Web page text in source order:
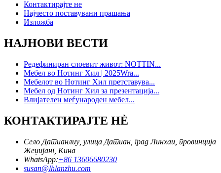
Контактирајте не
Најчесто поставувани прашања
Изложба
НАЈНОВИ ВЕСТИ
Редефиниран слоевит живот: NOTTIN...
Мебел во Нотинг Хил | 2025Wra...
Мебелот во Нотинг Хил претставува...
Мебел од Нотинг Хил за презентација...
Влијателен меѓународен мебел...
КОНТАКТИРАЈТЕ НÈ
Село Датианлиу, улица Датиан, град Линхаи, провинција
Жеџијанг, Кина
WhatsApp:+86 13606680230
susan@lhlanzhu.com